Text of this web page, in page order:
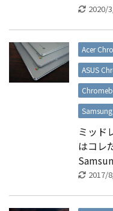
2020/
Acer
ASUS
ミッド
はコレ
2017/